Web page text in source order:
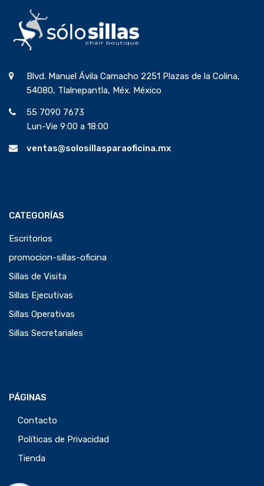
Blvd. Manuel Ávila Camacho 2251 Plazas de la Colina,
54080, Tlalnepantla, Méx. México
55 7090 7673
Lun-Vie 9:00 a 18:00
ventas@solosillasparaoficina.mx
CATEGORÍAS
Escritorios
promocion-sillas-oficina
Sillas de Visita
Sillas Ejecutivas
Sillas Operativas
Sillas Secretariales
PÁGINAS
Contacto
Políticas de Privacidad
Tienda